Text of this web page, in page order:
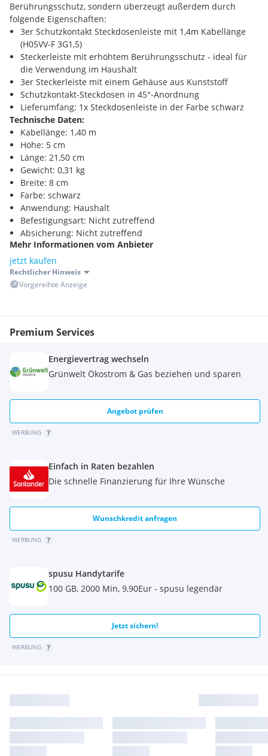
Berührungsschutz, sondern überzeugt außerdem durch
folgende Eigenschaften:
3er Schutzkontakt Steckdosenleiste mit 1,4m Kabellänge
(H05VV-F 3G1,5)
Steckerleiste mit erhöhtem Berührungsschutz - ideal für
die Verwendung im Haushalt
3er Steckerleiste mit einem Gehäuse aus Kunststoff
Schutzkontakt-Steckdosen in 45°-Anordnung
Lieferumfang: 1x Steckdosenleiste in der Farbe schwarz
Technische Daten:
Kabellänge: 1,40 m
Höhe: 5 cm
Länge: 21,50 cm
Gewicht: 0,31 kg
Breite: 8 cm
Farbe: schwarz
Anwendung: Haushalt
Befestigungsart: Nicht zutreffend
Absicherung: Nicht zutreffend
Nenneingangsspannung: 250 V
Steckerart: Winkelstecker
Anzahl der Steckdosen gesamt: 3
Steckdosenanordnung: 45°
Mehr Informationen vom Anbieter
jetzt kaufen
Rechtlicher Hinweis
Vorgereihte Anzeige
Premium Services
Energievertrag wechseln
Grünwelt Ökostrom & Gas beziehen und sparen
Angebot prüfen
WERBUNG
Einfach in Raten bezahlen
Die schnelle Finanzierung für Ihre Wünsche
Wunschkredit anfragen
WERBUNG
spusu Handytarife
100 GB, 2000 Min, 9,90Eur - spusu legendär
Jetzt sichern!
WERBUNG